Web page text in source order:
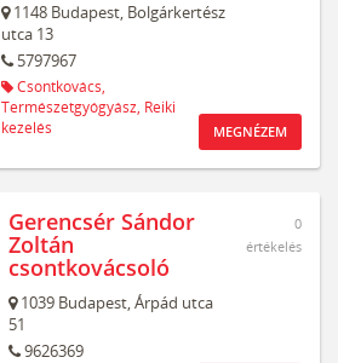
1148 Budapest, Bolgárkertész
utca 13
5797967
Csontkovács,
Természetgyógyász, Reiki
kezelés
MEGNÉZEM
Gerencsér Sándor
Zoltán
csontkovácsoló
1039 Budapest,Árpád utca
51
9626369
0
értékelés